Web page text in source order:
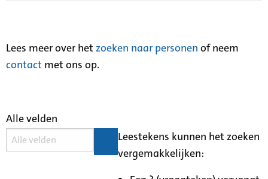
Lees meer over het zoeken naar personen of neem
contact met ons op.
Alle velden
Leestekens kunnen het zoeken
vergemakkelijken: